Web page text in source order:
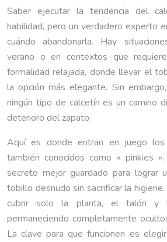
Saber ejecutar la tendencia del
habilidad, pero un verdadero experto
cuándo abandonarla. Hay
verano o en contextos que
formalidad relajada, donde llevar el
la opción más elegante. Sin
ningún tipo de calcetín es un camino
deterioro del zapato.
Aquí es donde entran en juego los
también conocidos como « pinkies
secreto mejor guardado para lograr
tobillo desnudo sin sacrificar la
cubrir solo la planta, el talón y
permaneciendo completamente
La clave para que funcionen es